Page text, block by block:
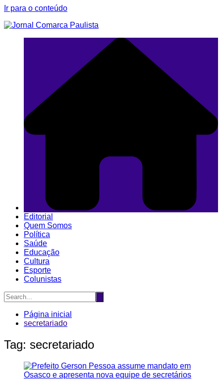
Ir para o conteúdo
Editorial
Quem Somos
Política
Saúde
Educação
Cultura
Esporte
Colunistas
Página inicial
secretariado
Tag: secretariado